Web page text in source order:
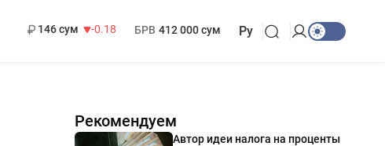
146 сум
-0.18
БРВ 412 000 сум Ру
Рекомендуем
Автор идеи налога на проценты